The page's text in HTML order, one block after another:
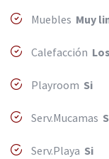
Muebles Muy
Calefacción
Playroom Si
Serv.Mucamas
Serv.Playa Si